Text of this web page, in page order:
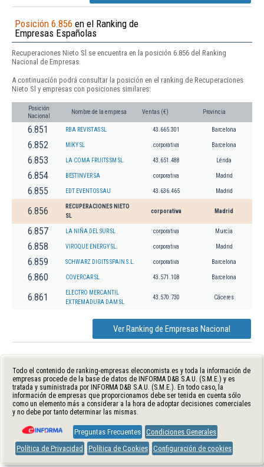
Posición 6.856 en el Ranking de
Empresas Españolas
Recuperaciones Nieto Sl se encuentra en la posición 6.856 del Ranking
Nacional de Empresas.
A continuación podrá consultar la posición en el ranking de Recuperaciones
Nieto Sl y empresas con posiciones similares:
Posición
Nacional
Nombre de la empresa Ventas (€) Provincia
6.851 RBA REVISTAS SL 43.665.301 Barcelona
6.852 MIKY SL corporativa Barcelona
6.853 LA COMA FRUITS SM SL. 43.651.488 Lérida
6.854 BESTINVER SA corporativa Madrid
6.855 EDT EVENTOS SAU 43.636.465 Madrid
6.856
RECUPERACIONES NIETO
SL
corporativa Madrid
6.857 LA NIÑA DEL SUR SL corporativa Murcia
6.858 VIROQUE ENERGY SL. corporativa Madrid
6.859 SCHWARZ DIGITS SPAIN S.L. corporativa Barcelona
6.860 COVERCAR SL 43.571.108 Barcelona
6.861
ELECTRO MERCANTIL
EXTREMADURA DAM SL
43.570.730 Cáceres
Ver Ranking de Empresas Nacional
Todo el contenido de ranking-empresas.eleconomista.es y toda la información de
empresas procede de la base de datos de INFORMA D&B S.A.U. (S.M.E.) y es
tratada y suministrada por INFORMA D&B S.A.U. (S.M.E.). En todo caso, la
información de empresas que proporcionamos debe ser tenida en cuenta sólo
como un elemento más a considerar a la hora de adoptar decisiones comerciales
y no debe por tanto determinar las mismas.
Preguntas Frecuentes Condiciones Generales
Política de Privacidad
Política de Cookies Configuración de cookies